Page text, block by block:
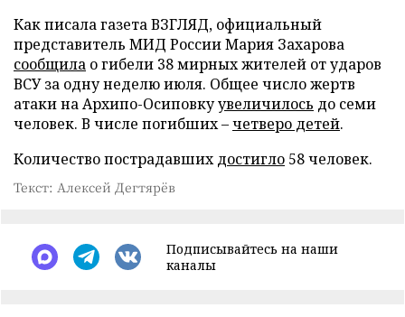
Как писала газета ВЗГЛЯД, официальный
представитель МИД России Мария Захарова
сообщила о гибели 38 мирных жителей от ударов
ВСУ за одну неделю июля. Общее число жертв
атаки на Архипо-Осиповкуувеличилось до семи
человек. В числе погибших –четверо детей.
Количество пострадавшихдостигло 58 человек.
Текст: Алексей Дегтярёв
Подписывайтесь на наши
каналы